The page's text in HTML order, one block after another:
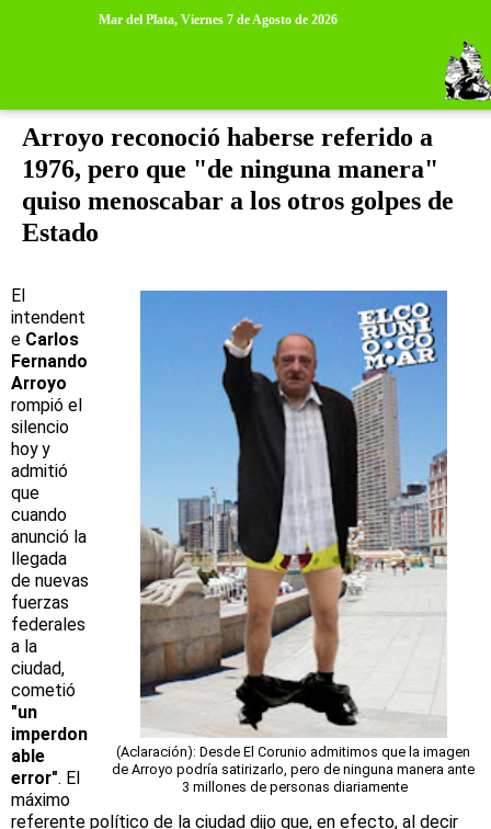
Mar del Plata, Viernes 7 de Agosto de 2026
Arroyo reconoció haberse referido a
1976, pero que "de ninguna manera"
quiso menoscabar a los otros golpes de
Estado
(Aclaración): Desde El Corunio admitimos que la imagen
de Arroyo podría satirizarlo, pero de ninguna manera ante
3 millones de personas diariamente
El
intendent
e Carlos
Fernando
Arroyo
rompió el
silencio
hoy y
admitió
que
cuando
anunció la
llegada
de nuevas
fuerzas
federales
a la
ciudad,
cometió
"un
imperdon
able
error". El
máximo
referente político de la ciudad dijo que, en efecto, al decir